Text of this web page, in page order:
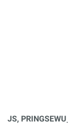
JS, PRINGSEWU